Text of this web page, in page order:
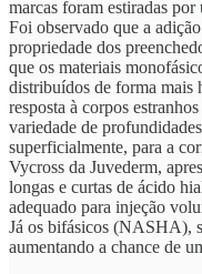
marcas foram estiradas
Foi observado que a
propriedade dos
que os materiais
distribuídos de forma mais
resposta à corpos
variedade de
superficialmente, para a
Vycross da Juvederm,
longas e curtas de ácido
adequado para injeção
Já os bifásicos (NASHA),
aumentando a chance de